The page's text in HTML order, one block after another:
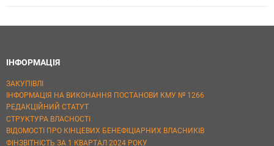
ІНФОРМАЦІЯ
ЗАКУПІВЛІ
ІНФОРМАЦІЯ НА ВИКОНАННЯ ПОСТАНОВИ КМУ № 1266
РЕДАКЦІЙНИЙ СТАТУТ
СТРУКТУРА ВЛАСНОСТІ
ВІДОМОСТІ ПРО КІНЦЕВИХ БЕНЕФІЦІАРНИХ ВЛАСНИКІВ
ФІНЗВІТНІСТЬ ЗА 1 КВАРТАЛ 2024 РОКУ